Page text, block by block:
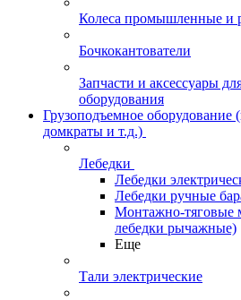
Колеса промышленные и
Бочкокантователи
Запчасти и аксессуары
оборудования
Грузоподъемное оборудование
домкраты и т.д.)
Лебедки
Лебедки
Лебедки ручные
Монтажно-
лебедки рычажные)
Еще
Тали электрические